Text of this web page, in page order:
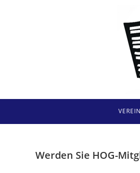
VEREIN
Werden Sie HOG-